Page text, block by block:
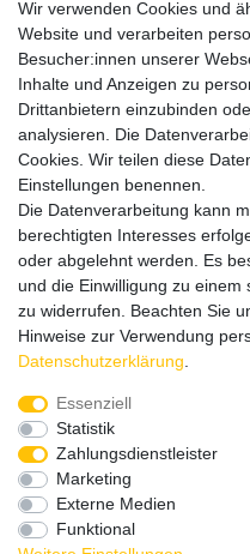
Bitte entschuldigen Sie,
betrieblicher
Schreiben Sie uns gerne
und der
Wir rufen Sie
Wir versenden
Wir verwenden Cookies und
Website und verarbeiten
Besucher:innen unserer
Inhalte und Anzeigen zu
Drittanbietern einzubinden
analysieren. Die
Cookies. Wir teilen diese
Einstellungen benennen.
Die Datenverarbeitung kann
berechtigten Interesses
oder abgelehnt werden. Es
und die Einwilligung zu
zu widerrufen. Beachten Sie
Hinweise zur Verwendung
Daten­schutz­erklärung
Essenziell
Statistik
Zahlungsdienstleister
Marketing
Externe Medien
Funktional